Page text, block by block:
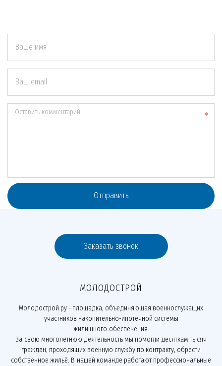
Ваше имя
Ваш email
Оставить комментарий
Отправить
Заказать звонок
МОЛОДОСТРОЙ
Молодострой.ру - площадка, объединяющая военнослужащих
участников накопительно-ипотечной системы
жилищного обеспечения.
За свою многолетнюю деятельность мы помогли десяткам тысяч
граждан, проходящих военную службу по контракту, обрести
собственное жильё. В нашей команде работают профессиональные